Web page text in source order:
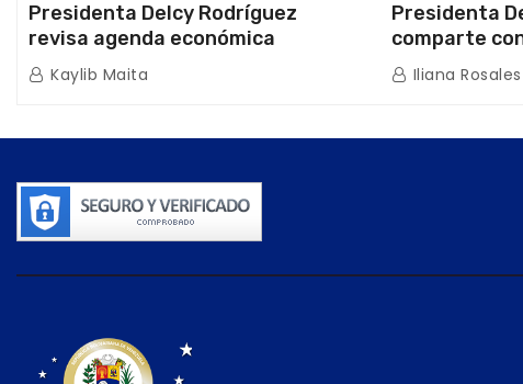
Presidenta Delcy Rodríguez
revisa agenda económica
nacional y la ejecución de fondos
de emergencia post-sismos
Kaylib Maita
Presidenta
comparte
beneficiarios
los Abuelos
Iliana Rosales